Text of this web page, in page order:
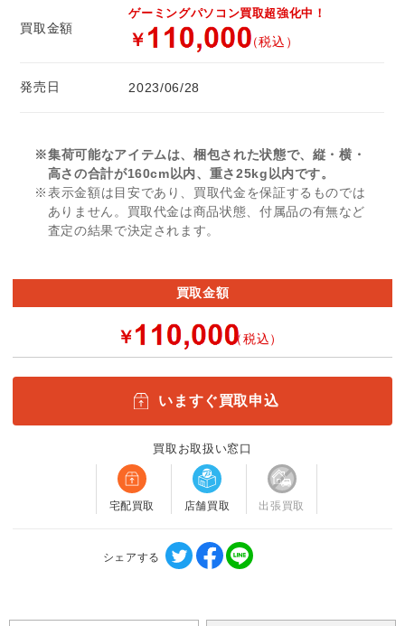
買取金額
ゲーミングパソコン買取超強化中！
￥ （税込）
発売日 2023/06/28
※集荷可能なアイテムは、梱包された状態で、縦・横・
高さの合計が160cm以内、重さ25kg以内です。
※表示金額は目安であり、買取代金を保証するものでは
ありません。買取代金は商品状態、付属品の有無など
査定の結果で決定されます。
買取金額
￥ （税込）
いますぐ買取申込
買取お取扱い窓口
宅配買取 店舗買取 出張買取
シェアする